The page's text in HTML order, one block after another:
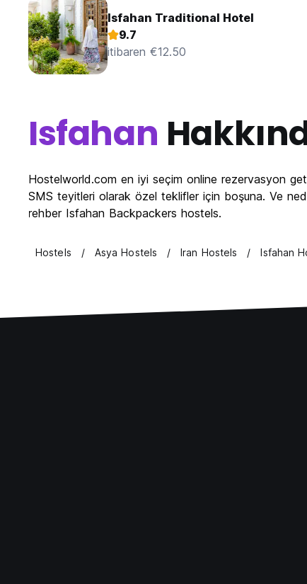
Isfahan Traditional Hotel
9.7
itibaren €12.50
Isfahan
Hostelworld.com en iyi seçim online rezervasyon
SMS teyitleri olarak özel teklifler için boşuna. Ve
rehber Isfahan Backpackers hostels.
Hostels Asya Hostels Iran Hostels Isfahan